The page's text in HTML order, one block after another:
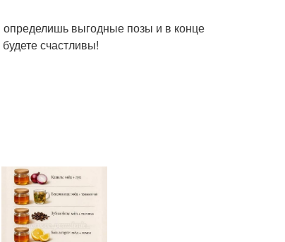
выгодные позы и в конце
счастливы!